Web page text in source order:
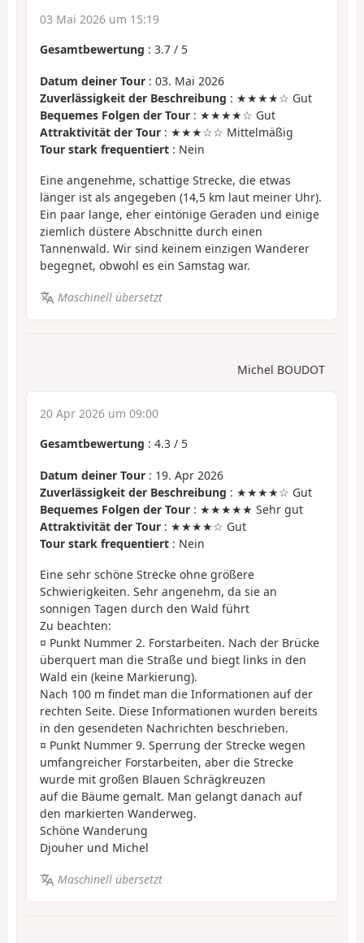
03 Mai 2026 um 15:19
Gesamtbewertung : 3.7 / 5
Datum deiner Tour : 03. Mai 2026
Zuverlässigkeit der Beschreibung : ★★★★☆ Gut
Bequemes Folgen der Tour : ★★★★☆ Gut
Attraktivität der Tour : ★★★☆☆ Mittelmäßig
Tour stark frequentiert : Nein
Eine angenehme, schattige Strecke, die etwas
länger ist als angegeben (14,5 km laut meiner Uhr).
Ein paar lange, eher eintönige Geraden und einige
ziemlich düstere Abschnitte durch einen
Tannenwald. Wir sind keinem einzigen Wanderer
begegnet, obwohl es ein Samstag war.
Maschinell übersetzt
Michel BOUDOT
20 Apr 2026 um 09:00
Gesamtbewertung : 4.3 / 5
Datum deiner Tour : 19. Apr 2026
Zuverlässigkeit der Beschreibung : ★★★★☆ Gut
Bequemes Folgen der Tour : ★★★★★ Sehr gut
Attraktivität der Tour : ★★★★☆ Gut
Tour stark frequentiert : Nein
Eine sehr schöne Strecke ohne größere
Schwierigkeiten. Sehr angenehm, da sie an
sonnigen Tagen durch den Wald führt
Zu beachten:
¤ Punkt Nummer 2. Forstarbeiten. Nach der Brücke
überquert man die Straße und biegt links in den
Wald ein (keine Markierung).
Nach 100 m findet man die Informationen auf der
rechten Seite. Diese Informationen wurden bereits
in den gesendeten Nachrichten beschrieben.
¤ Punkt Nummer 9. Sperrung der Strecke wegen
umfangreicher Forstarbeiten, aber die Strecke
wurde mit großen Blauen Schrägkreuzen
auf die Bäume gemalt. Man gelangt danach auf
den markierten Wanderweg.
Schöne Wanderung
Djouher und Michel
Maschinell übersetzt